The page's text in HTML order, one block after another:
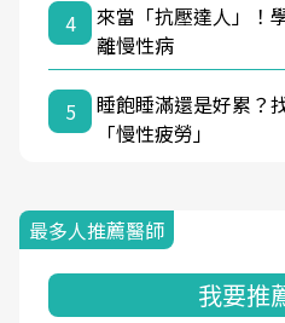
4
來當「抗壓達人」！
離慢性病
5
睡飽睡滿還是好累？
「慢性疲勞」
最多人推薦醫師
我要推